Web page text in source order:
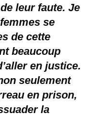
leur faute. Je
se
de cette
beaucoup
en justice.
seulement
en prison,
la